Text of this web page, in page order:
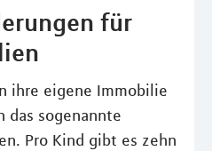
für
ihre eigene Immobilie
das sogenannte
Pro Kind gibt es zehn